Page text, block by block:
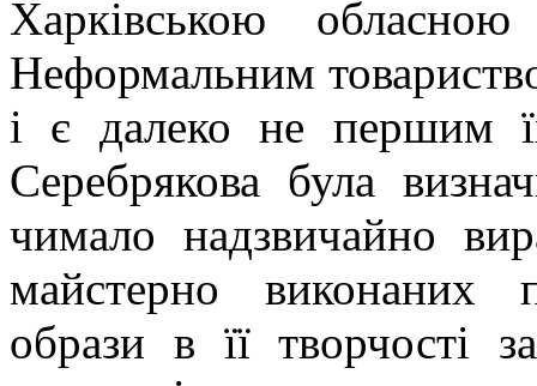
Харківською
Неформальним
і є далеко не першим
Серебрякова була
чимало надзвичайно
майстерно виконаних
образи в її творчості